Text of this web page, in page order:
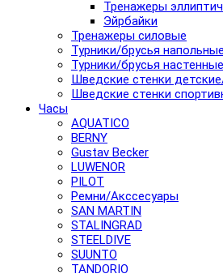
Тренажеры
Эйрбайки
Тренажеры силовые
Турники/брусья напольные
Турники/брусья
Шведские стенки
Шведские стенки
Часы
AQUATICO
BERNY
Gustav Becker
LUWENOR
PILOT
Pемни/Акссесуары
SAN MARTIN
STALINGRAD
STEELDIVE
SUUNTO
TANDORIO